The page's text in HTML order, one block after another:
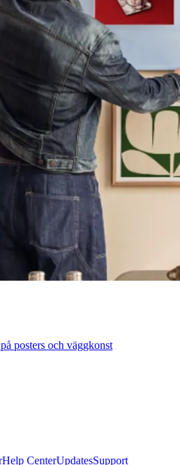
posters och väggkonst
Help CenterUpdatesSupport